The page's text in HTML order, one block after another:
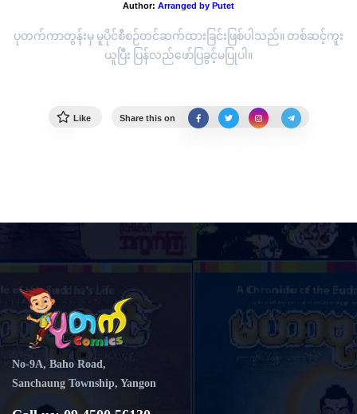
Author: Arranged by Putet
ပုတက်ကာတွန်းမှ မူပိုင်စီစဉ်တင်ဆက်ထားခြင်းဖြစ်ပါသည်။ တစ်ဆင့်ကူး
ယူပြီး ပြန်လည်ဖော်ပြခွင့်မပြုပါ။
Like Share this on
No-9A, Baho Road,
Sanchaung Township, Yangon